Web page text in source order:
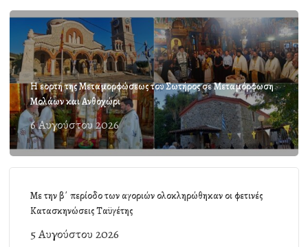
Η εορτή της Μεταμορφώσεως του Σωτήρος σε Μεταμόρφωση
Μολάων και Ανθοχώρι
6 Αυγούστου 2026
Με την β΄ περίοδο των αγοριών ολοκληρώθηκαν οι φετινές
Κατασκηνώσεις Ταϋγέτης
5 Αυγούστου 2026